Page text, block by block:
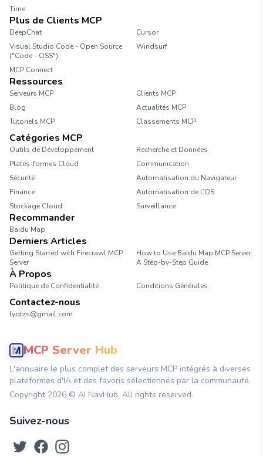
Time
Plus de Clients MCP
DeepChat
Cursor
Visual Studio Code - Open Source
("Code - OSS")
Windsurf
MCP Connect
Ressources
Serveurs MCP
Clients MCP
Blog
Actualités MCP
Tutoriels MCP
Classements MCP
Catégories MCP
Outils de Développement
Recherche et Données
Plates-formes Cloud
Communication
Sécurité
Automatisation du Navigateur
Finance
Automatisation de l’OS
Stockage Cloud
Surveillance
Recommander
Baidu Map
Derniers Articles
Getting Started with Firecrawl MCP
Server
How to Use Baidu Map MCP Server:
A Step-by-Step Guide
À Propos
Politique de Confidentialité Conditions Générales
Contactez-nous
lyqtzs@gmail.com
MCP Server Hub
L'annuaire le plus complet des serveurs MCP intégrés à diverses
plateformes d'IA et des favoris sélectionnés par la communauté.
Copyright 2026 © AI NavHub. All rights reserved.
Suivez-nous